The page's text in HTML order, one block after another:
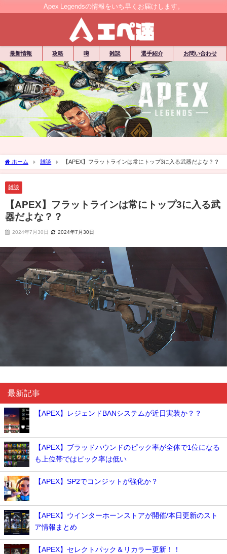
Apex Legendsの情報をいち早くお届けします。
最新情報 攻略 噂 雑談 選手紹介 お問い合わせ
ホーム 雑談 【APEX】フラットラインは常にトップ3に入る武器だよな？？
雑談
【APEX】フラットラインは常にトップ3に入る武
器だよな？？
2024年7月30日 2024年7月30日
最新記事
【APEX】レジェンドBANシステムが近日実装か？？
【APEX】ブラッドハウンドのピック率が全体で1位になる
も上位帯ではピック率は低い
【APEX】SP2でコンジットが強化か？
【APEX】ウインターホーンストアが開催/本日更新のスト
ア情報まとめ
【APEX】セレクトパック＆リカラー更新！！